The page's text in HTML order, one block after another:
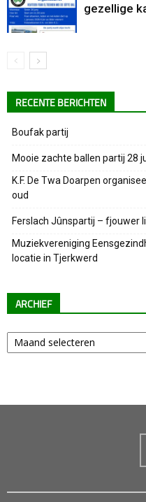
gezellige
RECENTE BERICHTEN
Boufak partij
Mooie zachte ballen partij 28
K.F. De Twa Doarpen
oud
Ferslach Jûnspartij – fjouwer
Muziekvereniging
locatie in Tjerkwerd
ARCHIEF
Archief